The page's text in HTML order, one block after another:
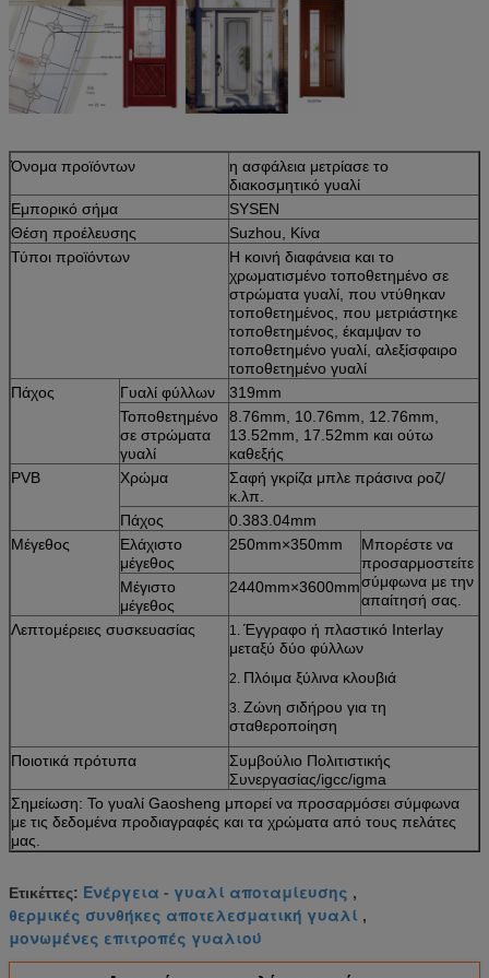
Όνομα προϊόντων
η ασφάλεια μετρίασε το
διακοσμητικό γυαλί
Εμπορικό σήμα
SYSEN
Θέση προέλευσης
Suzhou, Κίνα
Τύποι προϊόντων
Η κοινή διαφάνεια και το
χρωματισμένο τοποθετημένο σε
στρώματα γυαλί, που ντύθηκαν
τοποθετημένος, που μετριάστηκε
τοποθετημένος, έκαμψαν το
τοποθετημένο γυαλί, αλεξίσφαιρο
τοποθετημένο γυαλί
Πάχος
Γυαλί φύλλων
319mm
Τοποθετημένο
σε στρώματα
γυαλί
8.76mm, 10.76mm, 12.76mm,
13.52mm, 17.52mm και ούτω
καθεξής
PVB
Χρώμα
Σαφή γκρίζα μπλε πράσινα ροζ/
κ.λπ.
Πάχος
0.383.04mm
Μέγεθος
Ελάχιστο
μέγεθος
250mm×350mm
Μπορέστε να
προσαρμοστείτε
σύμφωνα με την
απαίτησή σας.
Μέγιστο
μέγεθος
2440mm×3600mm
Λεπτομέρειες συσκευασίας 1. Έγγραφο ή πλαστικό Interlay
μεταξύ δύο φύλλων
2. Πλόιμα ξύλινα κλουβιά
3. Ζώνη σιδήρου για τη
σταθεροποίηση
Ποιοτικά πρότυπα
Συμβούλιο Πολιτιστικής
Συνεργασίας/igcc/igma
Σημείωση: Το γυαλί Gaosheng μπορεί να προσαρμόσει σύμφωνα
με τις δεδομένα προδιαγραφές και τα χρώματα από τους πελάτες
μας.
Ετικέττες: Ενέργεια - γυαλί αποταμίευσης ,
θερμικές συνθήκες αποτελεσματική γυαλί ,
μονωμένες επιτροπές γυαλιού